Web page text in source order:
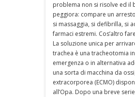
problema non si risolve ed il
peggiora: compare un
si massaggia, si defibrilla, si
farmaci estremi. Cos’altro
La soluzione unica per
trachea è una tracheotomia in
emergenza o in alternativa
una sorta di macchina da
extracorporea (ECMO)
all’Opa. Dopo una breve